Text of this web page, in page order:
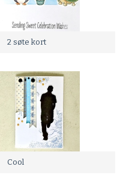
2 søte kort
Cool